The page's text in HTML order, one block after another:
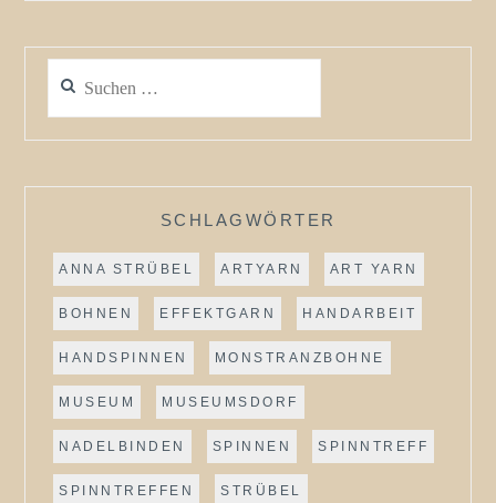
nach:
SCHLAGWÖRTER
ANNA STRÜBEL ARTYARN ART YARN
BOHNEN EFFEKTGARN HANDARBEIT
HANDSPINNEN MONSTRANZBOHNE
MUSEUM MUSEUMSDORF
NADELBINDEN SPINNEN SPINNTREFF
SPINNTREFFEN STRÜBEL